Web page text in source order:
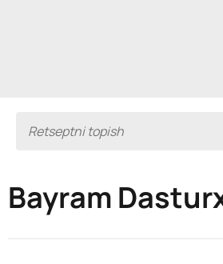
Bayram